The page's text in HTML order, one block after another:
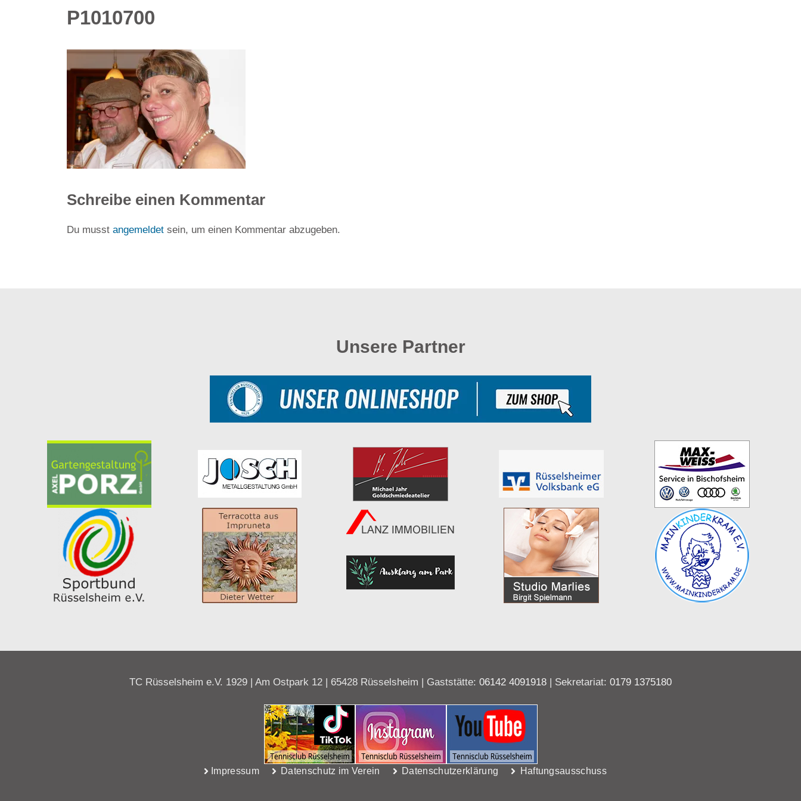
P1010700
Schreibe einen Kommentar
Du musst angemeldet sein, um einen Kommentar abzugeben.
Unsere Partner
TC Rüsselsheim e.V. 1929 | Am Ostpark 12 | 65428 Rüsselsheim | Gaststätte: 06142 4091918 | Sekretariat: 0179 1375180
Impressum Datenschutz im Verein Datenschutzerklärung Haftungsausschuss